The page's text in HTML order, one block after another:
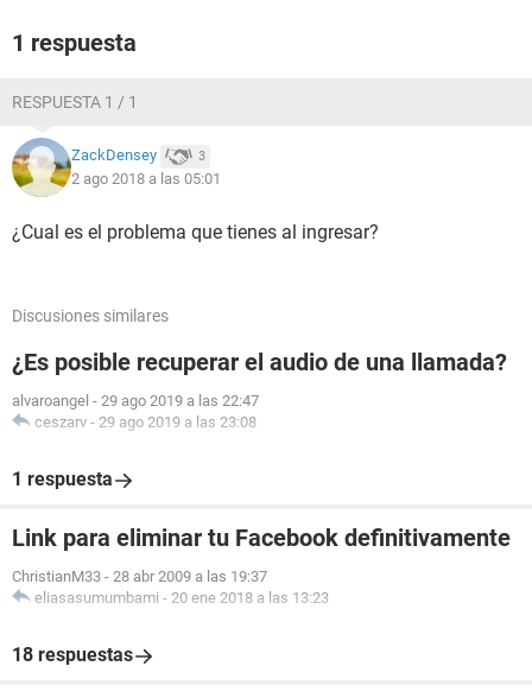
1 respuesta
RESPUESTA 1 / 1
ZackDensey 3
2 ago 2018 a las 05:01
¿Cual es el problema que tienes al ingresar?
Discusiones similares
¿Es posible recuperar el audio de una llamada?
alvaroangel - 29 ago 2019 a las 22:47
ceszarv - 29 ago 2019 a las 23:08
1 respuesta
Link para eliminar tu Facebook definitivamente
ChristianM33 - 28 abr 2009 a las 19:37
eliasasumumbami - 20 ene 2018 a las 13:23
18 respuestas